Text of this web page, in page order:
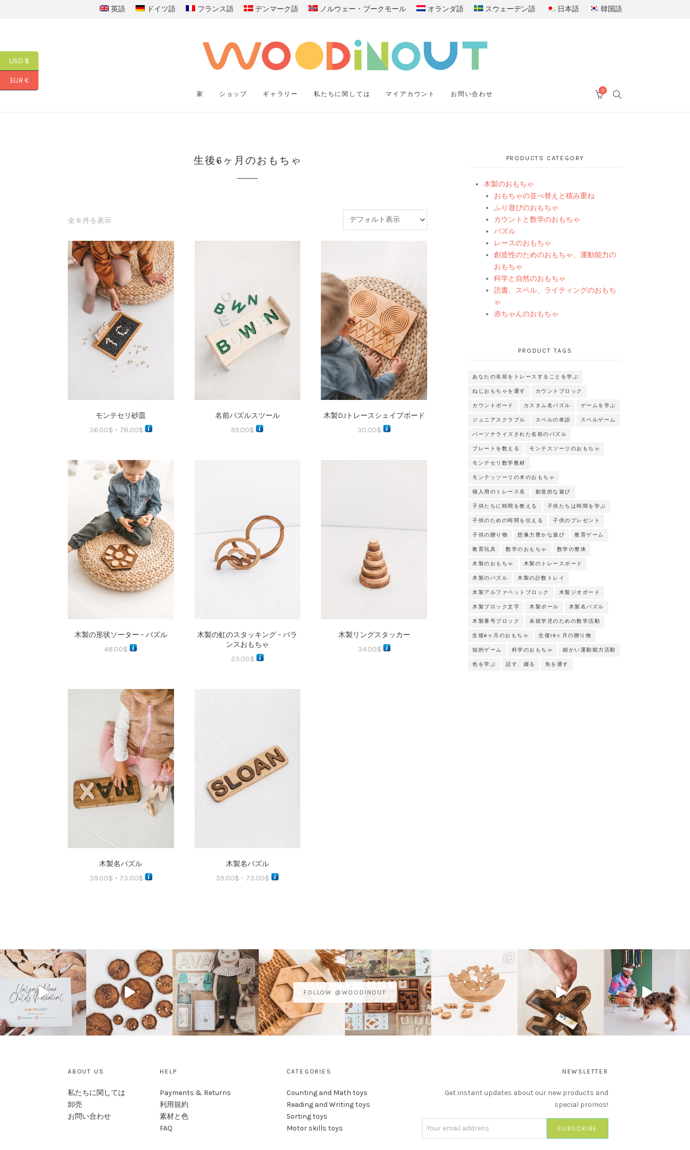
英語 ドイツ語 フランス語 デンマーク語 ノルウェー・ブークモール オランダ語 スウェーデン語 日本語 韓国語
家 ショップ ギャラリー 私たちに関しては マイアカウント お問い合わせ
SEARCH
0
生後6ヶ月のおもちゃ
全 8 件を表示
モンテセリ砂皿
36.00$ – 78.00$
名前パズルスツール
99.00$
木製DJトレースシェイプボード
30.00$
木製の形状ソーター – パズル
48.00$
木製の虹のスタッキング – バラ
ンスおもちゃ
23.00$
木製リングスタッカー
34.00$
木製名パズル
39.00$ – 73.00$
木製名パズル
39.00$ – 73.00$
PRODUCTS CATEGORY
木製のおもちゃ
おもちゃの並べ替えと積み重ね
ふり遊びのおもちゃ
カウントと数学のおもちゃ
パズル
レースのおもちゃ
創造性のためのおもちゃ、運動能力の
おもちゃ
科学と自然のおもちゃ
読書、スペル、ライティングのおもち
ゃ
赤ちゃんのおもちゃ
PRODUCT TAGS
あなたの名前をトレースすることを学ぶ
ねじおもちゃを通す カウントブロック
カウントボード カスタム名パズル ゲームを学ぶ
ジュニアスクラブル スペルの単語 スペルゲーム
パーソナライズされた名前のパズル
プレートを数える モンテスソーリのおもちゃ
モンテセリ数学教材
モンテッソーリの木のおもちゃ
個人用のトレース名 創造的な遊び
子供たちに時間を教える 子供たちは時間を学ぶ
子供のための時間を伝える 子供のプレゼント
子供の贈り物 想像力豊かな遊び 教育ゲーム
教育玩具 数学のおもちゃ 数学の整体
木製のおもちゃ 木製のトレースボード
木製のパズル 木製の計数トレイ
木製アルファベットブロック 木製ジオボード
木製ブロック文字 木製ボール 木製名パズル
木製番号ブロック 未就学児のための数学活動
生後6ヶ月のおもちゃ 生後18ヶ月の贈り物
知的ゲーム 科学のおもちゃ 細かい運動能力活動
色を学ぶ 話す、綴る 魚を通す
FOLLOW @WOODINOUT
ABOUT US
私たちに関しては
卸売
お問い合わせ
HELP
Payments & Returns
利用規約
素材と色
FAQ
CATEGORIES
Counting and Math toys
Reading and Writing toys
Sorting toys
Motor skills toys
NEWSLETTER
Get instant updates about our new products and
special promos!
USD $
EUR €